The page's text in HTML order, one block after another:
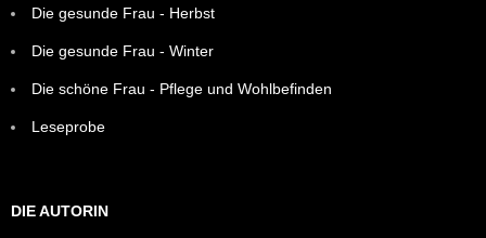
Die gesunde Frau - Herbst
Die gesunde Frau - Winter
Die schöne Frau - Pflege und Wohlbefinden
Leseprobe
DIE AUTORIN